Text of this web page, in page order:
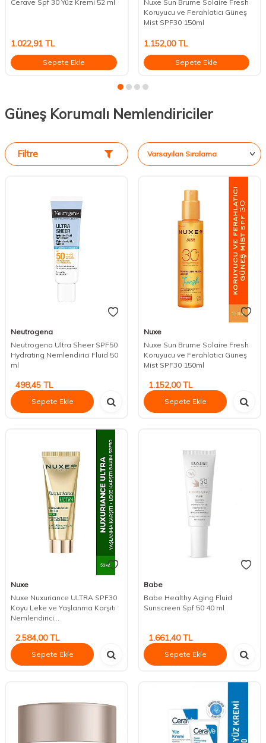
Cerave Spf 30 Yüz Kremi 52 ml
1.022,91 TL
Sepete Ekle
Nuxe Sun Brume Solaire Fresh
Koruyucu ve Ferahlatıcı Güneş
Mist SPF30 150ml
1.152,00TL
Sepete Ekle
Güneş Korumalı Nemlendiriciler
Filtre
Neutrogena
Neutrogena Ultra Sheer SPF50
Hydrating Nemlendirici Fluid 50
ml
498,45 TL
Sepete Ekle
Nuxe
Nuxe Sun Brume Solaire Fresh
Koruyucu ve Ferahlatıcı Güneş
Mist SPF30 150ml
1.152,00TL
Sepete Ekle
Nuxe
Nuxe Nuxuriance ULTRA SPF30
Koyu Leke ve Yaşlanma Karşıtı
Nemlendirici...
2.584,00TL
Sepete Ekle
Babe
Babe Healthy Aging Fluid
Sunscreen Spf 50 40 ml
1.661,40TL
Sepete Ekle